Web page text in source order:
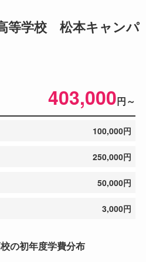
等学校 松本キャンパ
403,000円～
100,000円
250,000円
50,000円
3,000円
の初年度学費分布